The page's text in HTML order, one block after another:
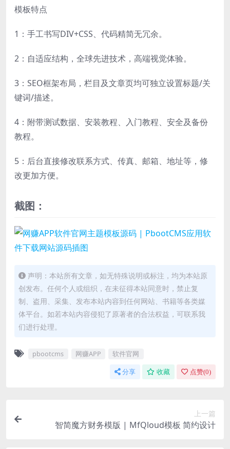
模板特点
1：手工书写DIV+CSS、代码精简无冗余。
2：自适应结构，全球先进技术，高端视觉体验。
3：SEO框架布局，栏目及文章页均可独立设置标题/关
键词/描述。
4：附带测试数据、安装教程、入门教程、安全及备份
教程。
5：后台直接修改联系方式、传真、邮箱、地址等，修
改更加方便。
截图：
声明：本站所有文章，如无特殊说明或标注，均为本站原
创发布。任何个人或组织，在未征得本站同意时，禁止复
制、盗用、采集、发布本站内容到任何网站、书籍等各类媒
体平台。如若本站内容侵犯了原著者的合法权益，可联系我
们进行处理。
pbootcms 网赚APP 软件官网
分享 收藏 点赞(0)
上一篇
智简魔方财务模版 | MfQloud模板 简约设计